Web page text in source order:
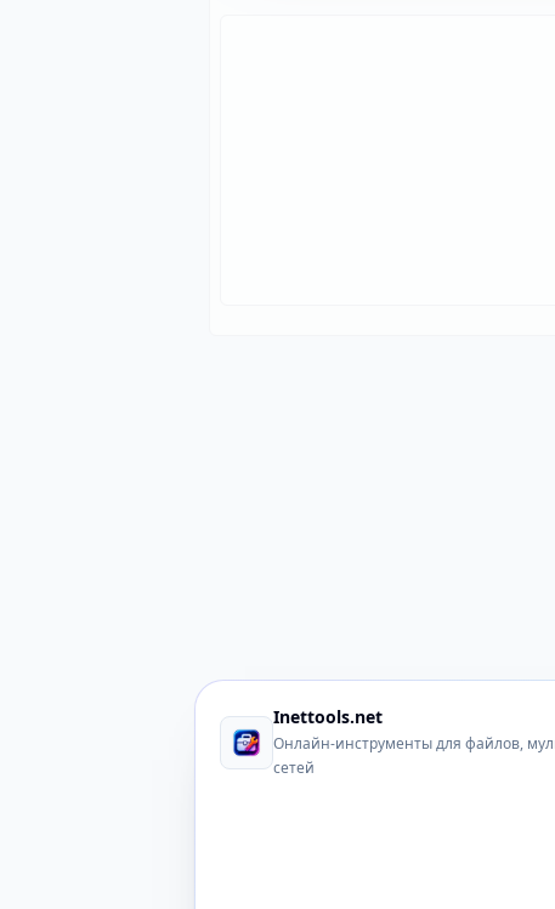
Inettools.net
Онлайн-инструменты для файлов,
сетей